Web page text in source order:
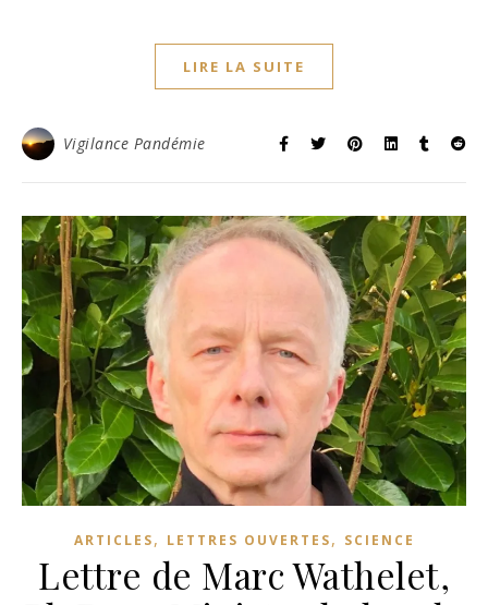
LIRE LA SUITE
Vigilance Pandémie
ARTICLES, LETTRES OUVERTES, SCIENCE
Lettre de Marc Wathelet,